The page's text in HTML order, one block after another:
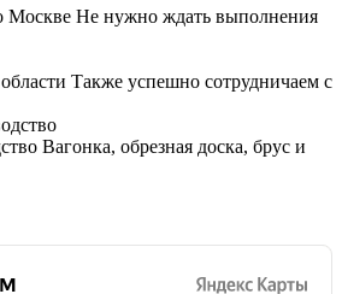
Москве Не нужно ждать выполнения
Также успешно сотрудничаем с
Вагонка, обрезная доска, брус и